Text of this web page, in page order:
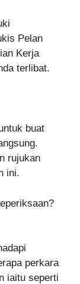
Pelan
Kerja
terlibat.
buat
rujukan
ini.
perkara
iaitu seperti